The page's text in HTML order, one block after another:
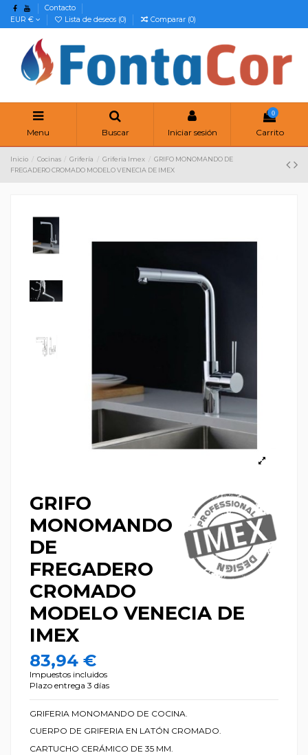
Contacto
EUR €
Lista de deseos (0) Comparar (0)
Menu Buscar Iniciar sesión
0
Carrito
Inicio Cocinas Grifería Griferia Imex
GRIFO MONOMANDO DE
FREGADERO CROMADO MODELO VENECIA DE IMEX
GRIFO
MONOMANDO
DE
FREGADERO
CROMADO
MODELO VENECIA DE
IMEX
83,94 €
Impuestos incluidos
Plazo entrega 3 días
GRIFERIA MONOMANDO DE COCINA.
CUERPO DE GRIFERIA EN LATÓN CROMADO.
CARTUCHO CERÁMICO DE 35 MM.